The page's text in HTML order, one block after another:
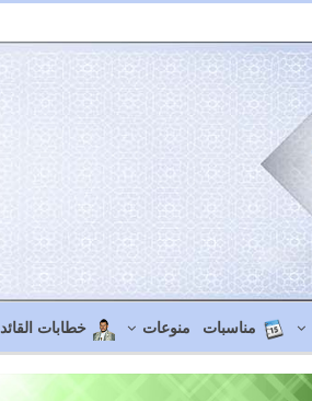
مناسبات منوعات خطابات القائد